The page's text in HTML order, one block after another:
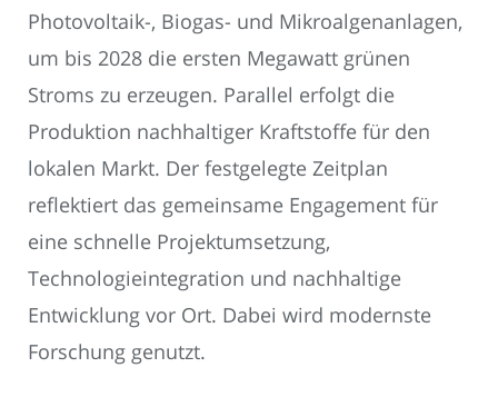
Photovoltaik-, Biogas- und Mikroalgenanlagen,
um bis 2028 die ersten Megawatt grünen
Stroms zu erzeugen. Parallel erfolgt die
Produktion nachhaltiger Kraftstoffe für den
lokalen Markt. Der festgelegte Zeitplan
reflektiert das gemeinsame Engagement für
eine schnelle Projektumsetzung,
Technologieintegration und nachhaltige
Entwicklung vor Ort. Dabei wird modernste
Forschung genutzt.